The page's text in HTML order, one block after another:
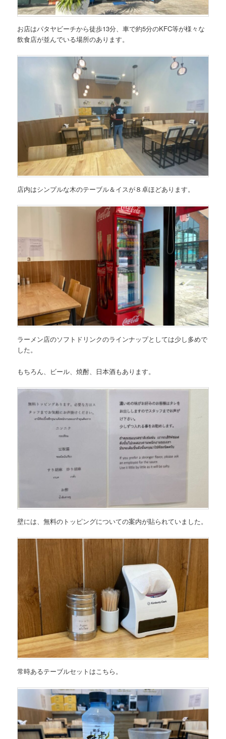
お店はパタヤビーチから徒歩13分、車で約5分のKFC等が様々な
飲食店が並んでいる場所のあります。
店内はシンプルな木のテーブル＆イスが８卓ほどあります。
ラーメン店のソフトドリンクのラインナップとしては少し多めで
した。
もちろん、ビール、焼酎、日本酒もあります。
壁には、無料のトッピングについての案内が貼られていました。
常時あるテーブルセットはこちら。